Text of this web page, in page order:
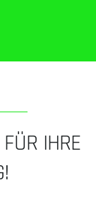
IHRE